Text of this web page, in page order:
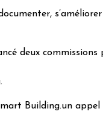
deux
Building.un